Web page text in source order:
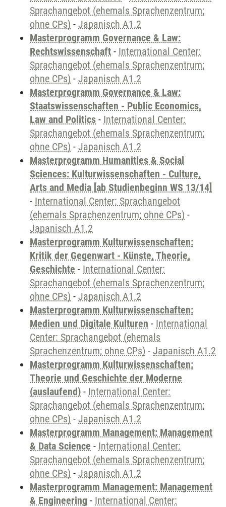
Sprachangebot (ehemals Sprachenzentrum;
ohne CPs) - Japanisch A1.2
Masterprogramm Governance & Law:
Rechtswissenschaft - International Center:
Sprachangebot (ehemals Sprachenzentrum;
ohne CPs) - Japanisch A1.2
Masterprogramm Governance & Law:
Staatswissenschaften - Public Economics,
Law and Politics - International Center:
Sprachangebot (ehemals Sprachenzentrum;
ohne CPs) - Japanisch A1.2
Masterprogramm Humanities & Social
Sciences: Kulturwissenschaften - Culture,
Arts and Media [ab Studienbeginn WS 13/14]
- International Center: Sprachangebot
(ehemals Sprachenzentrum; ohne CPs) -
Japanisch A1.2
Masterprogramm Kulturwissenschaften:
Kritik der Gegenwart - Künste, Theorie,
Geschichte - International Center:
Sprachangebot (ehemals Sprachenzentrum;
ohne CPs) - Japanisch A1.2
Masterprogramm Kulturwissenschaften:
Medien und Digitale Kulturen - International
Center: Sprachangebot (ehemals
Sprachenzentrum; ohne CPs) - Japanisch A1.2
Masterprogramm Kulturwissenschaften:
Theorie und Geschichte der Moderne
(auslaufend) - International Center:
Sprachangebot (ehemals Sprachenzentrum;
ohne CPs) - Japanisch A1.2
Masterprogramm Management: Management
& Data Science - International Center:
Sprachangebot (ehemals Sprachenzentrum;
ohne CPs) - Japanisch A1.2
Masterprogramm Management: Management
& Engineering - International Center: